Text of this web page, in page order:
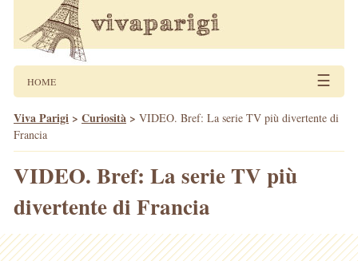
HOME ☰
Viva Parigi > Curiosità > VIDEO. Bref: La serie TV più divertente di
Francia
VIDEO. Bref: La serie TV più
divertente di Francia